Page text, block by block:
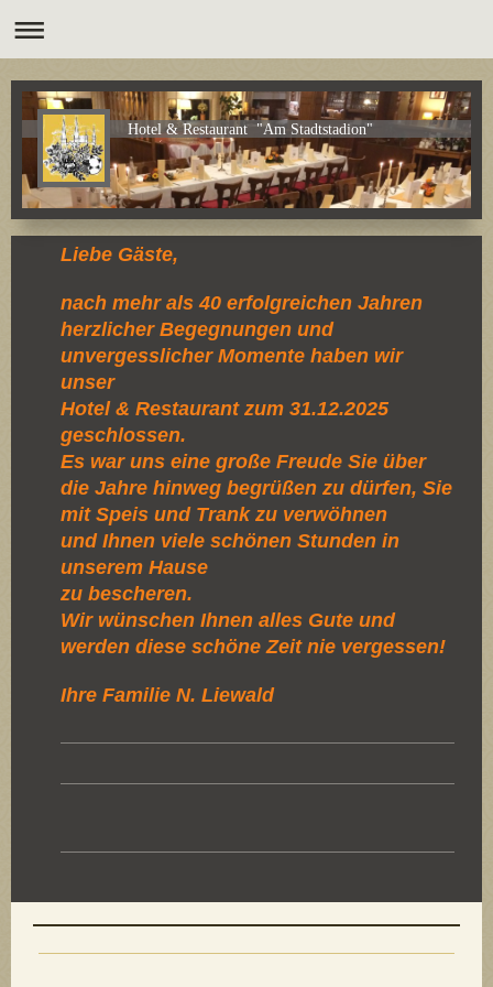
Hotel & Restaurant "Am Stadtstadion"
Liebe Gäste,
nach mehr als 40 erfolgreichen Jahren
herzlicher Begegnungen und
unvergesslicher Momente haben wir
unser
Hotel & Restaurant zum 31.12.2025
geschlossen.
Es war uns eine große Freude Sie über
die Jahre hinweg begrüßen zu dürfen, Sie
mit Speis und Trank zu verwöhnen
und Ihnen viele schönen Stunden in
unserem Hause
zu bescheren.
Wir wünschen Ihnen alles Gute und
werden diese schöne Zeit nie vergessen!
Ihre Familie N. Liewald